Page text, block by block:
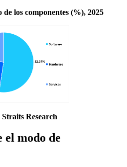
los componentes (%), 2025
Research
modo de